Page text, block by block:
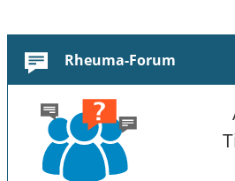
Rheuma-Forum